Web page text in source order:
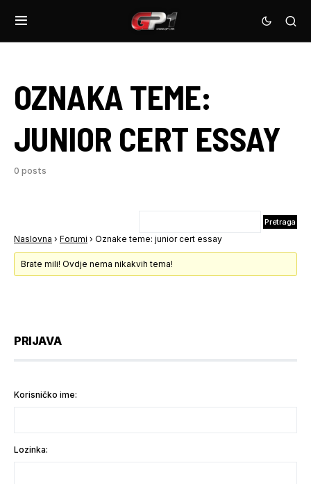
OZNAKA TEME:
JUNIOR CERT ESSAY
0 posts
Naslovna › Forumi › Oznake teme: junior cert essay
Brate mili! Ovdje nema nikakvih tema!
PRIJAVA
Korisničko ime:
Lozinka: